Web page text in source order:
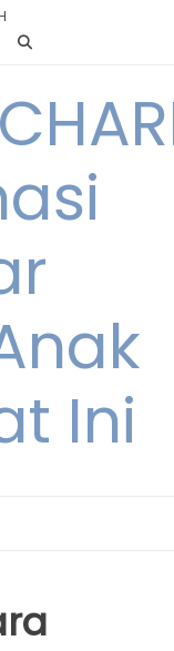
Ini